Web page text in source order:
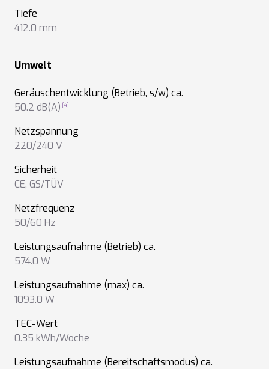
Tiefe
412.0 mm
Umwelt
Geräuschentwicklung (Betrieb, s/w) ca.
50.2 dB(A)
Netzspannung
220/240 V
Sicherheit
CE, GS/TÜV
Netzfrequenz
50/60 Hz
Leistungsaufnahme (Betrieb) ca.
574.0 W
Leistungsaufnahme (max) ca.
1093.0 W
TEC-Wert
0.35 kWh/Woche
Leistungsaufnahme (Bereitschaftsmodus) ca.